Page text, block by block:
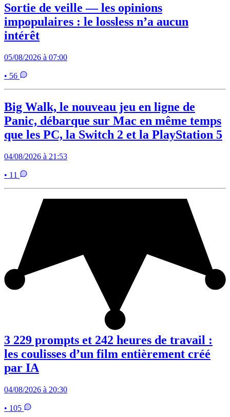
Sortie de veille — les opinions
impopulaires : le lossless n’a aucun
intérêt
05/08/2026 à 07:00
• 56
Big Walk, le nouveau jeu en ligne de
Panic, débarque sur Mac en même temps
que les PC, la Switch 2 et la PlayStation 5
04/08/2026 à 21:53
• 11
3 229 prompts et 242 heures de travail :
les coulisses d’un film entièrement créé
par IA
04/08/2026 à 20:30
• 105